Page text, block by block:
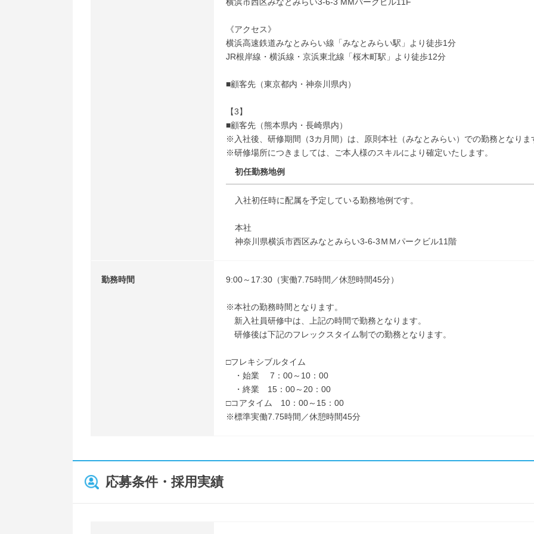
《アクセス》
横浜高速鉄道みなとみらい線「みなとみらい駅」より徒歩1分
JR根岸線・横浜線・京浜東北線「桜木町駅」より徒歩12分
■顧客先（東京都内・神奈川県内）
【3】
■顧客先（熊本県内・長崎県内）
※入社後、研修期間（3カ月間）は、原則本社（みなとみらい）での勤務となりま
※研修場所につきましては、ご本人様のスキルにより確定いたします。
初任勤務地例
入社初任時に配属を予定している勤務地例です。
本社
神奈川県横浜市西区みなとみらい3-6-3ＭＭパークビル11階
勤務時間 9:00～17:30（実働7.75時間／休憩時間45分）
※本社の勤務時間となります。
新入社員研修中は、上記の時間で勤務となります。
研修後は下記のフレックスタイム制での勤務となります。
□フレキシブルタイム
・始業 7：00～10：00
・終業 15：00～20：00
□コアタイム 10：00～15：00
※標準実働7.75時間／休憩時間45分
応募条件・採用実績